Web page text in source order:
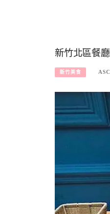
新竹北區餐
新竹美食